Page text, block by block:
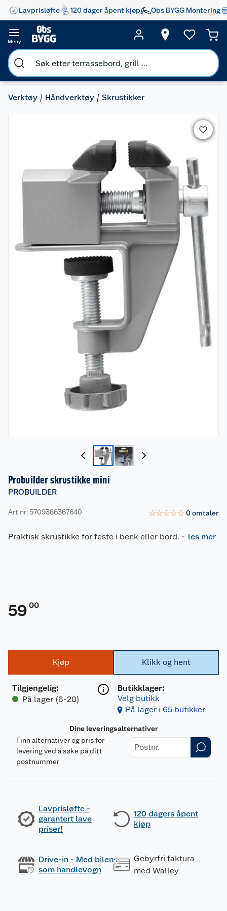
Lavprisløfte 120 dager åpent kjøp Obs BYGG Montering
Meny
Verktøy Håndverktøy Skrustikker
Probuilder skrustikke mini
PROBUILDER
Art nr: 5709386367640 ☆☆☆☆☆ 0omtaler
Praktisk skrustikke for feste i benk eller bord. - les mer
59 00
Kjøp
Tilgjengelig:
På lager (6-20)
Klikk og hent
Butikklager:
Velg butikk
På lager i 65 butikker
Dine leveringsalternativer
Finn alternativer og pris for
levering ved å søke på ditt
postnummer
Lavprisløfte -
garantert lave
priser!
120 dagers åpent
kjøp
Drive-in - Med bilen
som handlevogn
Gebyrfri faktura
med Walley